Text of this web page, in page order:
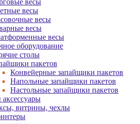
весы
весы
весы
весы
весы
оборудование
столы
пакетов
Конвейерные запайщики пакетов
Напольные запайщики пакетов
Настольные запайщики пакетов
витрины, чехлы